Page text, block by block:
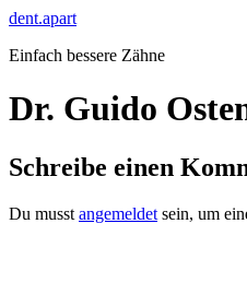
Zum
springen
dent.apart
Einfach bessere Zähne
Dr. Guido
Schreibe einen
Du musst angemeldet sein, um